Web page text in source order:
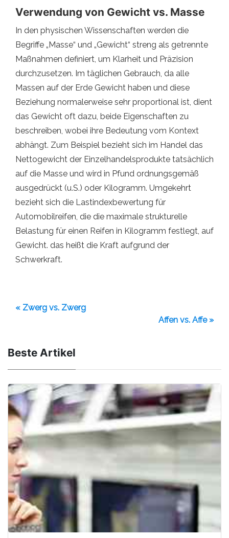
Verwendung von Gewicht vs. Masse
In den physischen Wissenschaften werden die
Begriffe „Masse“ und „Gewicht“ streng als getrennte
Maßnahmen definiert, um Klarheit und Präzision
durchzusetzen. Im täglichen Gebrauch, da alle
Massen auf der Erde Gewicht haben und diese
Beziehung normalerweise sehr proportional ist, dient
das Gewicht oft dazu, beide Eigenschaften zu
beschreiben, wobei ihre Bedeutung vom Kontext
abhängt. Zum Beispiel bezieht sich im Handel das
Nettogewicht der Einzelhandelsprodukte tatsächlich
auf die Masse und wird in Pfund ordnungsgemäß
ausgedrückt (u.S.) oder Kilogramm. Umgekehrt
bezieht sich die Lastindexbewertung für
Automobilreifen, die die maximale strukturelle
Belastung für einen Reifen in Kilogramm festlegt, auf
Gewicht. das heißt die Kraft aufgrund der
Schwerkraft.
« Zwerg vs. Zwerg
Affen vs. Affe »
Beste Artikel